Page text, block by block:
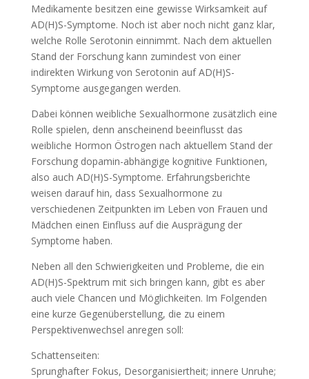
Medikamente besitzen eine gewisse Wirksamkeit auf
AD(H)S-Symptome. Noch ist aber noch nicht ganz klar,
welche Rolle Serotonin einnimmt. Nach dem aktuellen
Stand der Forschung kann zumindest von einer
indirekten Wirkung von Serotonin auf AD(H)S-
Symptome ausgegangen werden.
Dabei können weibliche Sexualhormone zusätzlich eine
Rolle spielen, denn anscheinend beeinflusst das
weibliche Hormon Östrogen nach aktuellem Stand der
Forschung dopamin-abhängige kognitive Funktionen,
also auch AD(H)S-Symptome. Erfahrungsberichte
weisen darauf hin, dass Sexualhormone zu
verschiedenen Zeitpunkten im Leben von Frauen und
Mädchen einen Einfluss auf die Ausprägung der
Symptome haben.
Neben all den Schwierigkeiten und Probleme, die ein
AD(H)S-Spektrum mit sich bringen kann, gibt es aber
auch viele Chancen und Möglichkeiten. Im Folgenden
eine kurze Gegenüberstellung, die zu einem
Perspektivenwechsel anregen soll:
Schattenseiten:
Sprunghafter Fokus, Desorganisiertheit; innere Unruhe;